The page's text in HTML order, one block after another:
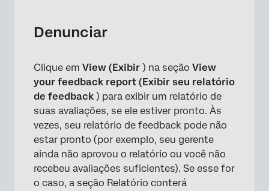
×
Denunciar
Clique em View (Exibir ) na seção View
your feedback report (Exibir seu relatório
de feedback ) para exibir um relatório de
suas avaliações, se ele estiver pronto. Às
vezes, seu relatório de feedback pode não
estar pronto (por exemplo, seu gerente
ainda não aprovou o relatório ou você não
recebeu avaliações suficientes). Se esse for
o caso, a seção Relatório conterá